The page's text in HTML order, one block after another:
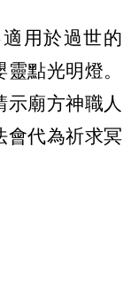
用於過世的
點光明燈。
示廟方神職人
會代為祈求冥